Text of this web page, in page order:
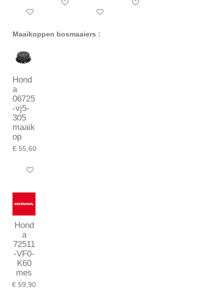
In winkelwagen
In winkelwagen
In winkelwagen
In winkelwagen
Maaikoppen bosmaaiers :
Hond
a
06725
-vj5-
305
maaik
op
€ 55,60
In winkelwagen
Hond
a
72511
-VF0-
K60
mes
€ 59,90